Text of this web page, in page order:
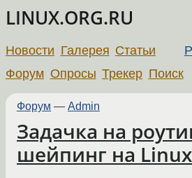
LINUX.ORG.RU
Новости Галерея Статьи
Форум Опросы Трекер Поиск
Форум — Admin
Задачка на
шейпинг на Linux